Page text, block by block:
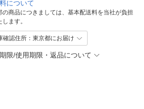
について
の商品につきましては、基本配送料を当社が負担
します。
確認住所：東京都にお届け
限/使用期限・返品について